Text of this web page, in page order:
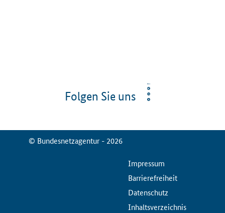
Folgen Sie uns
© Bundesnetzagentur - 2026
ServiceMenuImpressum
Barrierefreiheit
Datenschutz
Inhaltsverzeichnis